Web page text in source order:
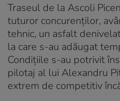
Traseul de la Ascoli
tuturor concurenților,
tehnic, un asfalt
la care s-au adăugat
Condițiile s-au potrivit
pilotaj al lui Alexandru
extrem de competitiv